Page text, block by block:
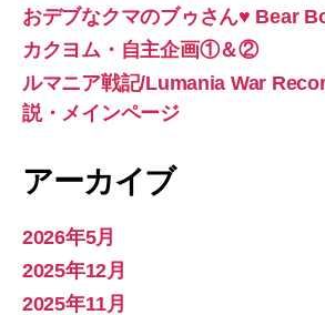
おデブなクマのブゥさん♥ Bear
カクヨム・自主企画①＆②
ルマニア戦記/Lumania War
説・メインページ
アーカイブ
2026年5月
2025年12月
2025年11月